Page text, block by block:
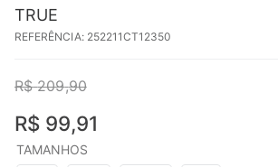
TRUE
REFERÊNCIA: 252211CT12350
R$ 209,90
R$ 99,91
TAMANHOS